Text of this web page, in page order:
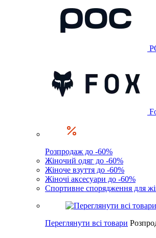
Розпродаж до -60%
Жіночий одяг до -60%
Жіноче взуття до -60%
Жіночі аксесуари до -60%
Спортивне спорядження для
Переглянути всі товари